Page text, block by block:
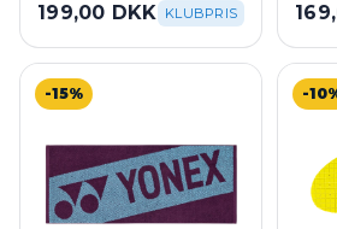
199,00 DKK KLUBPRIS
-15% -